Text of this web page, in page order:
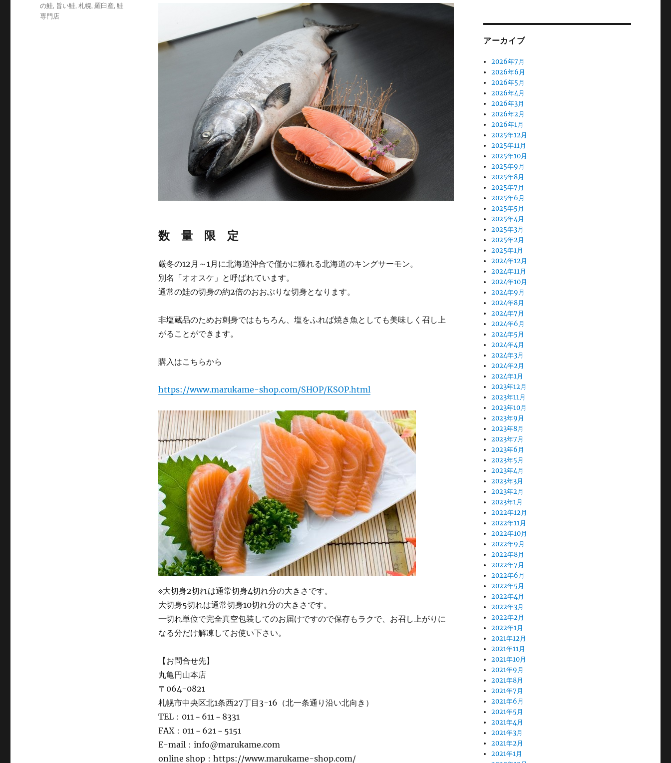
数 量 限 定
厳冬の12月～1月に北海道沖合で僅かに獲れる北海道のキングサーモン。
別名「オオスケ」と呼ばれています。
通常の鮭の切身の約2倍のおおぶりな切身となります。
非塩蔵品のためお刺身ではもちろん、塩をふれば焼き魚としても美味しく召し上
がることができます。
購入はこちらから
https://www.marukame-shop.com/SHOP/KSOP.html
※大切身2切れは通常切身4切れ分の大きさです。
大切身5切れは通常切身10切れ分の大きさです。
一切れ単位で完全真空包装してのお届けですので保存もラクで、お召し上がりに
なる分だけ解凍してお使い下さい。
【お問合せ先】
丸亀円山本店
〒064-0821
札幌市中央区北1条西27丁目3-16（北一条通り沿い北向き）
TEL：011－611－8331
FAX：011－621－5151
E-mail：info@marukame.com
online shop：https://www.marukame-shop.com/
リ
グ
の鮭, 旨い鮭,札幌,羅臼産,鮭
専門店
アーカイブ
2026年7月
2026年6月
2026年5月
2026年4月
2026年3月
2026年2月
2026年1月
2025年12月
2025年11月
2025年10月
2025年9月
2025年8月
2025年7月
2025年6月
2025年5月
2025年4月
2025年3月
2025年2月
2025年1月
2024年12月
2024年11月
2024年10月
2024年9月
2024年8月
2024年7月
2024年6月
2024年5月
2024年4月
2024年3月
2024年2月
2024年1月
2023年12月
2023年11月
2023年10月
2023年9月
2023年8月
2023年7月
2023年6月
2023年5月
2023年4月
2023年3月
2023年2月
2023年1月
2022年12月
2022年11月
2022年10月
2022年9月
2022年8月
2022年7月
2022年6月
2022年5月
2022年4月
2022年3月
2022年2月
2022年1月
2021年12月
2021年11月
2021年10月
2021年9月
2021年8月
2021年7月
2021年6月
2021年5月
2021年4月
2021年3月
2021年2月
2021年1月